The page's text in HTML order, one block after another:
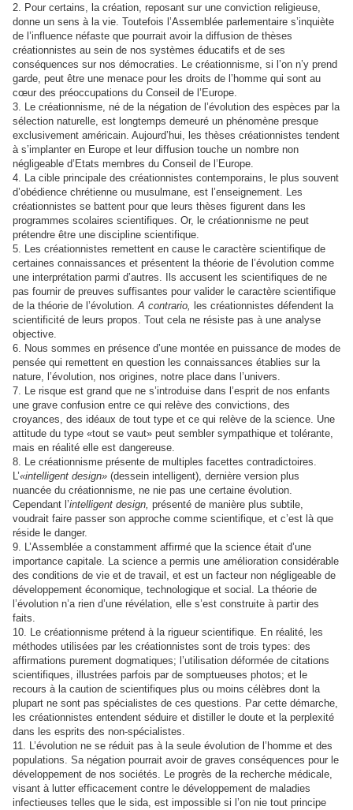
2. Pour certains, la création, reposant sur une conviction religieuse,
donne un sens à la vie. Toutefois l’Assemblée parlementaire s’inquiète
de l’influence néfaste que pourrait avoir la diffusion de thèses
créationnistes au sein de nos systèmes éducatifs et de ses
conséquences sur nos démocraties. Le créationnisme, si l’on n’y prend
garde, peut être une menace pour les droits de l’homme qui sont au
cœur des préoccupations du Conseil de l’Europe.
3. Le créationnisme, né de la négation de l’évolution des espèces par la
sélection naturelle, est longtemps demeuré un phénomène presque
exclusivement américain. Aujourd’hui, les thèses créationnistes tendent
à s’implanter en Europe et leur diffusion touche un nombre non
négligeable d’Etats membres du Conseil de l’Europe.
4. La cible principale des créationnistes contemporains, le plus souvent
d’obédience chrétienne ou musulmane, est l’enseignement. Les
créationnistes se battent pour que leurs thèses figurent dans les
programmes scolaires scientifiques. Or, le créationnisme ne peut
prétendre être une discipline scientifique.
5. Les créationnistes remettent en cause le caractère scientifique de
certaines connaissances et présentent la théorie de l’évolution comme
une interprétation parmi d’autres. Ils accusent les scientifiques de ne
pas fournir de preuves suffisantes pour valider le caractère scientifique
de la théorie de l’évolution. A contrario, les créationnistes défendent la
scientificité de leurs propos. Tout cela ne résiste pas à une analyse
objective.
6. Nous sommes en présence d’une montée en puissance de modes de
pensée qui remettent en question les connaissances établies sur la
nature, l’évolution, nos origines, notre place dans l’univers.
7. Le risque est grand que ne s’introduise dans l’esprit de nos enfants
une grave confusion entre ce qui relève des convictions, des
croyances, des idéaux de tout type et ce qui relève de la science. Une
attitude du type «tout se vaut» peut sembler sympathique et tolérante,
mais en réalité elle est dangereuse.
8. Le créationnisme présente de multiples facettes contradictoires.
L’«intelligent design» (dessein intelligent), dernière version plus
nuancée du créationnisme, ne nie pas une certaine évolution.
Cependant l’intelligent design, présenté de manière plus subtile,
voudrait faire passer son approche comme scientifique, et c’est là que
réside le danger.
9. L’Assemblée a constamment affirmé que la science était d’une
importance capitale. La science a permis une amélioration considérable
des conditions de vie et de travail, et est un facteur non négligeable de
développement économique, technologique et social. La théorie de
l’évolution n’a rien d’une révélation, elle s’est construite à partir des
faits.
10. Le créationnisme prétend à la rigueur scientifique. En réalité, les
méthodes utilisées par les créationnistes sont de trois types: des
affirmations purement dogmatiques; l’utilisation déformée de citations
scientifiques, illustrées parfois par de somptueuses photos; et le
recours à la caution de scientifiques plus ou moins célèbres dont la
plupart ne sont pas spécialistes de ces questions. Par cette démarche,
les créationnistes entendent séduire et distiller le doute et la perplexité
dans les esprits des non-spécialistes.
11. L’évolution ne se réduit pas à la seule évolution de l’homme et des
populations. Sa négation pourrait avoir de graves conséquences pour le
développement de nos sociétés. Le progrès de la recherche médicale,
visant à lutter efficacement contre le développement de maladies
infectieuses telles que le sida, est impossible si l’on nie tout principe